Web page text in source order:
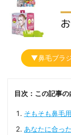
▼鼻毛ブラ
目次：この記事の
そもそも鼻毛
あなたに合っ